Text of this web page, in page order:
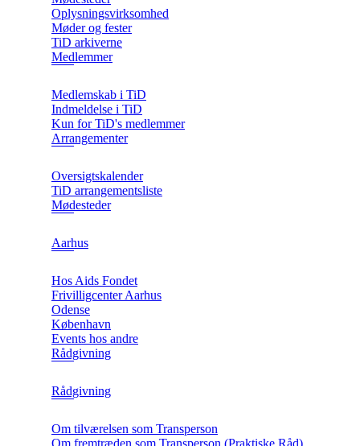
Oplysningsvirksomhed
Møder og fester
TiD arkiverne
Medlemmer
Medlemskab i TiD
Indmeldelse i TiD
Kun for TiD's medlemmer
Arrangementer
Oversigtskalender
TiD arrangementsliste
Mødesteder
Aarhus
Hos Aids Fondet
Frivilligcenter Aarhus
Odense
København
Events hos andre
Rådgivning
Rådgivning
Om tilværelsen som Transperson
Om fremtræden som Transperson (Praktiske Råd)